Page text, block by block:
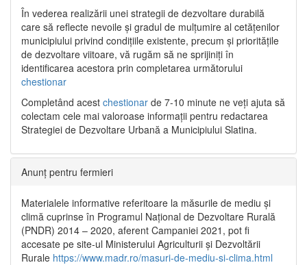
În vederea realizării unei strategii de dezvoltare durabilă
care să reflecte nevoile și gradul de mulțumire al cetățenilor
municipiului privind condițiile existente, precum și prioritățile
de dezvoltare viitoare, vă rugăm să ne sprijiniți în
identificarea acestora prin completarea următorului
chestionar
Completând acest chestionar de 7-10 minute ne veți ajuta să
colectam cele mai valoroase informații pentru redactarea
Strategiei de Dezvoltare Urbană a Municipiului Slatina.
Anunț pentru fermieri
Materialele informative referitoare la măsurile de mediu și
climă cuprinse în Programul Național de Dezvoltare Rurală
(PNDR) 2014 – 2020, aferent Campaniei 2021, pot fi
accesate pe site-ul Ministerului Agriculturii și Dezvoltării
Rurale https://www.madr.ro/masuri-de-mediu-si-clima.html